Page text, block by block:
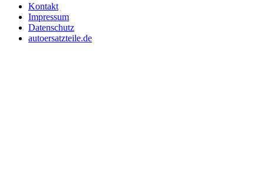
Kontakt
Impressum
Datenschutz
autoersatzteile.de